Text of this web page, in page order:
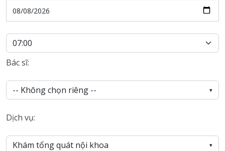
Bác sĩ:
-- Không chọn riêng -- ▾
Dịch vụ:
Khám tổng quát nội khoa ▾